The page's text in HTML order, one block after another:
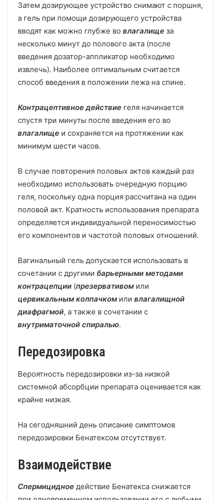
Затем дозирующее устройство снимают с поршня,
а гель при помощи дозирующего устройства
вводят как можно глубже во влагалище за
несколько минут до полового акта (после
введения дозатор-аппликатор необходимо
извлечь). Наиболее оптимальным считается
способ введения в положении лежа на спине.
Контрацептивное действие геля начинается
спустя три минуты после введения его во
влагалище и сохраняется на протяжении как
минимум шести часов.
В случае повторения половых актов каждый раз
необходимо использовать очередную порцию
геля, поскольку одна порция рассчитана на один
половой акт. Кратность использования препарата
определяется индивидуальной переносимостью
его компонентов и частотой половых отношений.
Вагинальный гель допускается использовать в
сочетании с другими барьерными методами
контрацепции (презервативом или
цервикальным колпачком или влагалищной
диафрагмой, а также в сочетании с
внутриматочной спиралью.
Передозировка
Вероятность передозировки из-за низкой
системной абсорбции препарата оценивается как
крайне низкая.
На сегодняшний день описание симптомов
передозировки Бенатексом отсутствует.
Взаимодействие
Спермицидное действие Бенатекса снижается